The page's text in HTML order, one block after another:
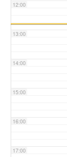
12:00
13:00
14:00
15:00
16:00
17:00